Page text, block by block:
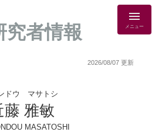
究者情報 メニュー
2026/08/07 更新
ドウ マサトシ
藤 雅敏
MASATOSHI